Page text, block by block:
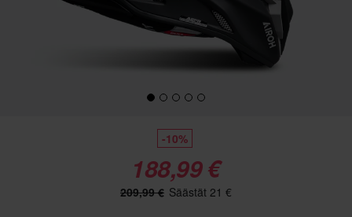
-10%
188,99 €
209,99 € Säästät 21 €